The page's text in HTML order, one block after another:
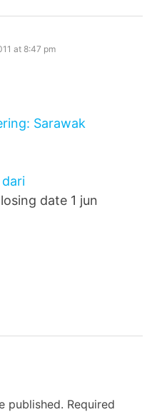
at 8:47 pm
Sarawak
date 1 jun
published. Required